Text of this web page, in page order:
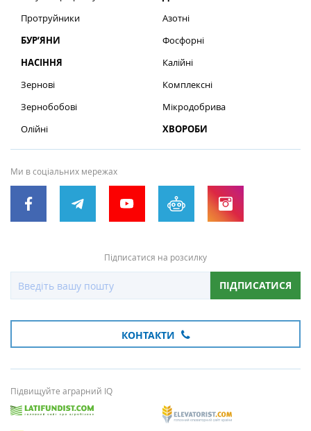
Протруйники
БУР’ЯНИ
НАСІННЯ
Зернові
Зернобобові
Олійні
Азотні
Фосфорні
Калійні
Комплексні
Мікродобрива
ХВОРОБИ
Ми в соціальних мережах
Підписатися на розсилку
ПІДПИСАТИСЯ
КОНТАКТИ
Підвищуйте аграрний IQ